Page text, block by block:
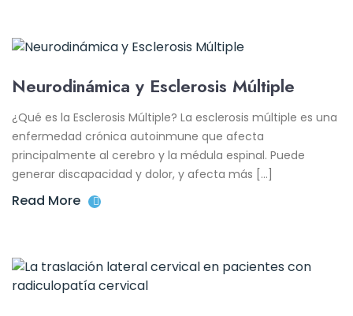
Neurodinámica y Esclerosis Múltiple
¿Qué es la Esclerosis Múltiple? La esclerosis múltiple es una
enfermedad crónica autoinmune que afecta
principalmente al cerebro y la médula espinal. Puede
generar discapacidad y dolor, y afecta más […]
Read More